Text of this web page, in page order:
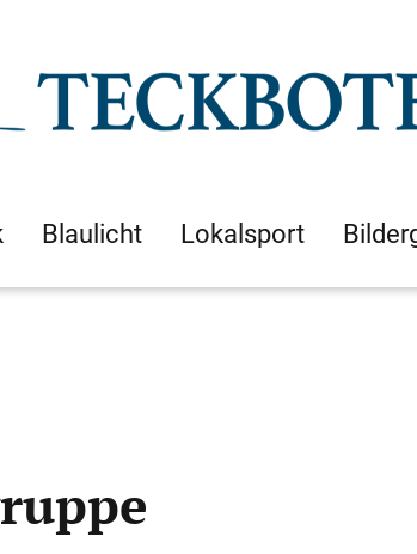
Blaulicht Lokalsport